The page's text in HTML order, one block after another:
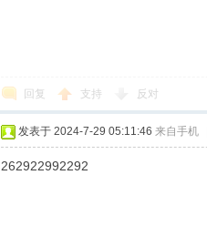
回复 支持 反对
发表于 2024-7-29 05:11:46 来自手机
262922992292